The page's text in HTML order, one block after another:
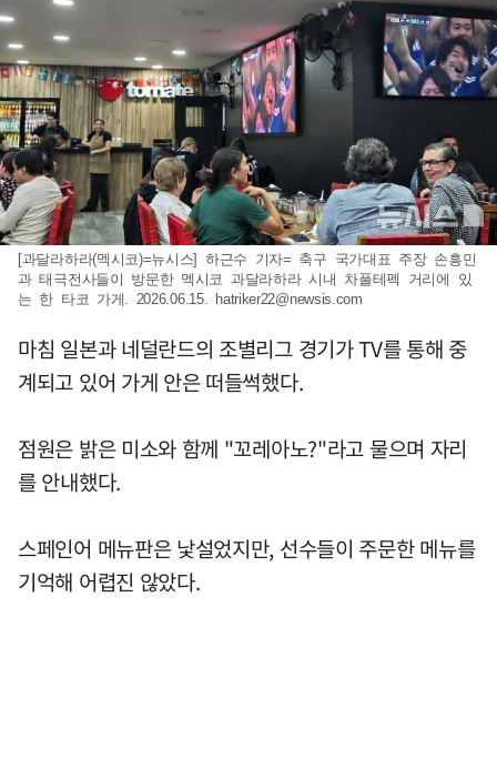
[과달라하라(멕시코)=뉴시스] 하근수 기자= 축구 국가대표 주장 손흥민
과 태극전사들이 방문한 멕시코 과달라하라 시내 차풀테펙 거리에 있
는 한 타코 가게. 2026.06.15.
hatriker22@newsis.com
마침 일본과 네덜란드의 조별리그 경기가 TV를 통해 중
계되고 있어 가게 안은 떠들썩했다.
점원은 밝은 미소와 함께 "꼬레아노?"라고 물으며 자리
를 안내했다.
스페인어 메뉴판은 낯설었지만, 선수들이 주문한 메뉴를
기억해 어렵진 않았다.